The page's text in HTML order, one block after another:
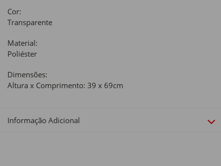
Cor:
Transparente
Material:
Poliéster
Dimensões:
Altura x Comprimento: 39 x 69cm
Informação Adicional